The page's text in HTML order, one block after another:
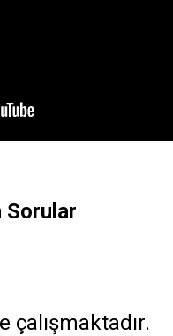
Sorular
çalışmaktadır.